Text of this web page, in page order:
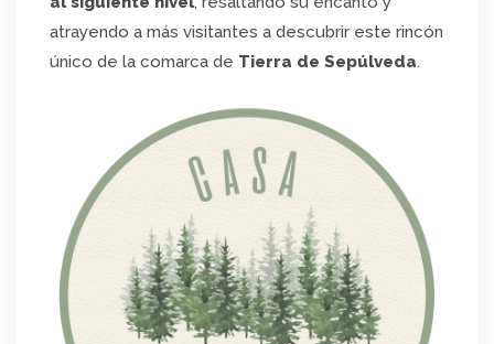
atrayendo a más visitantes a descubrir este rincón
único de la comarca de Tierra de Sepúlveda.